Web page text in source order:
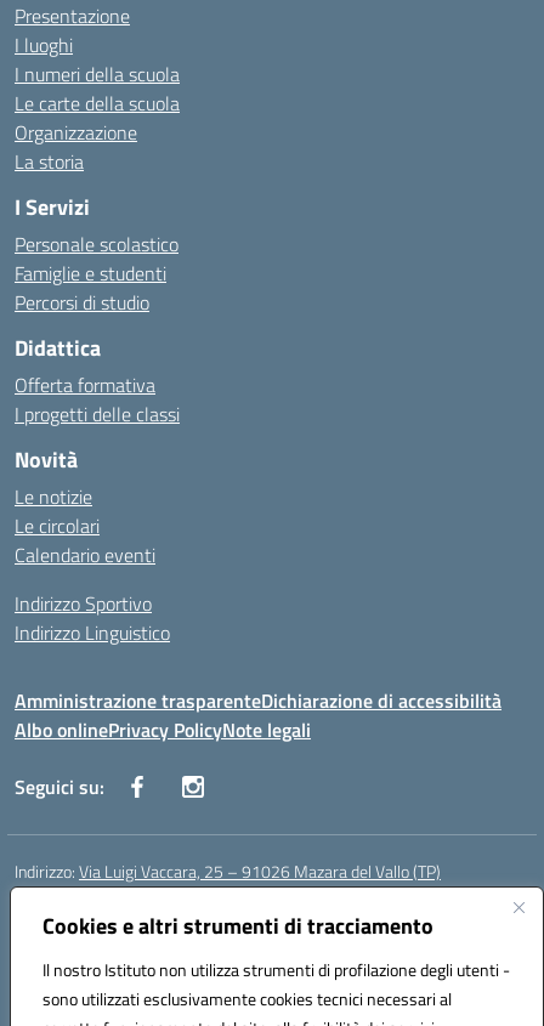
Cookies e altri strumenti di tracciamento
Il nostro Istituto non utilizza strumenti di profilazione degli utenti -
sono utilizzati esclusivamente cookies tecnici necessari al
Presentazione
I luoghi
I numeri della scuola
Le carte della scuola
Organizzazione
La storia
I Servizi
Personale scolastico
Famiglie e studenti
Percorsi di studio
Didattica
Offerta formativa
I progetti delle classi
Novità
Le notizie
Le circolari
Calendario eventi
Indirizzo Sportivo
Indirizzo Linguistico
Amministrazione trasparenteDichiarazione di accessibilità
Albo onlinePrivacy PolicyNote legali
Seguici su:
Indirizzo:Via Luigi Vaccara, 25 – 91026 Mazara del Vallo (TP)
Centralino:
Posta elettronica certificata (PEC):tpic843007@pec.istruzione.it
Codice fiscale: 91036660818
Codice meccanografico:tpic843007
Codice Indice delle Pubbliche Amministrazioni (IPA): icggp